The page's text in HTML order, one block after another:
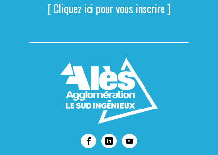
[ Cliquez ici pour vous inscrire ]